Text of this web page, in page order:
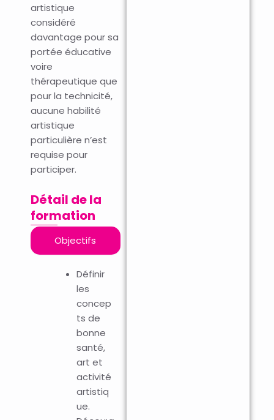
artistique
considéré
davantage pour sa
portée éducative
voire
thérapeutique que
pour la technicité,
aucune habilité
artistique
particulière n’est
requise pour
participer.
Détail de la
formation
Objectifs
Définir
les
concep
ts de
bonne
santé,
art et
activité
artistiq
ue.